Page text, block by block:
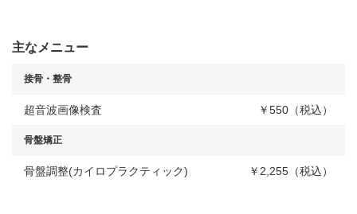
主なメニュー
接骨・整骨
超音波画像検査 ￥550（税込）
骨盤矯正
骨盤調整(カイロプラクティック) ￥2,255（税込）